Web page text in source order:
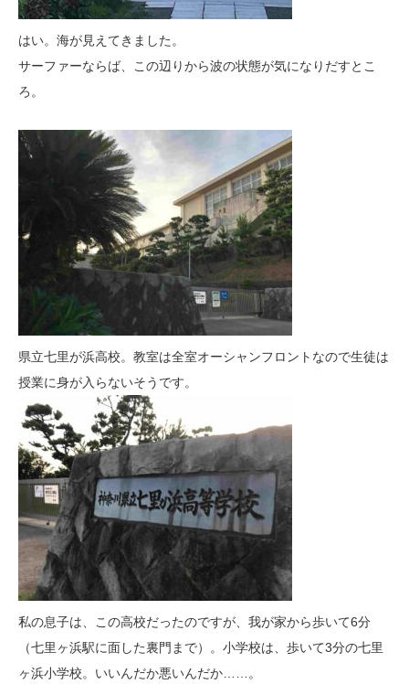
はい。海が見えてきました。
サーファーならば、この辺りから波の状態が気になりだすとこ
ろ。
県立七里が浜高校。教室は全室オーシャンフロントなので生徒は
授業に身が入らないそうです。
私の息子は、この高校だったのですが、我が家から歩いて6分
（七里ヶ浜駅に面した裏門まで）。小学校は、歩いて3分の七里
ヶ浜小学校。いいんだか悪いんだか……。